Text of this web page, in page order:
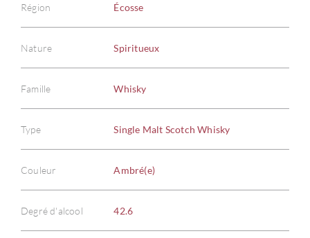
Région Écosse
Nature Spiritueux
Famille Whisky
Type Single Malt Scotch Whisky
Couleur Ambré(e)
Degré d'alcool 42.6